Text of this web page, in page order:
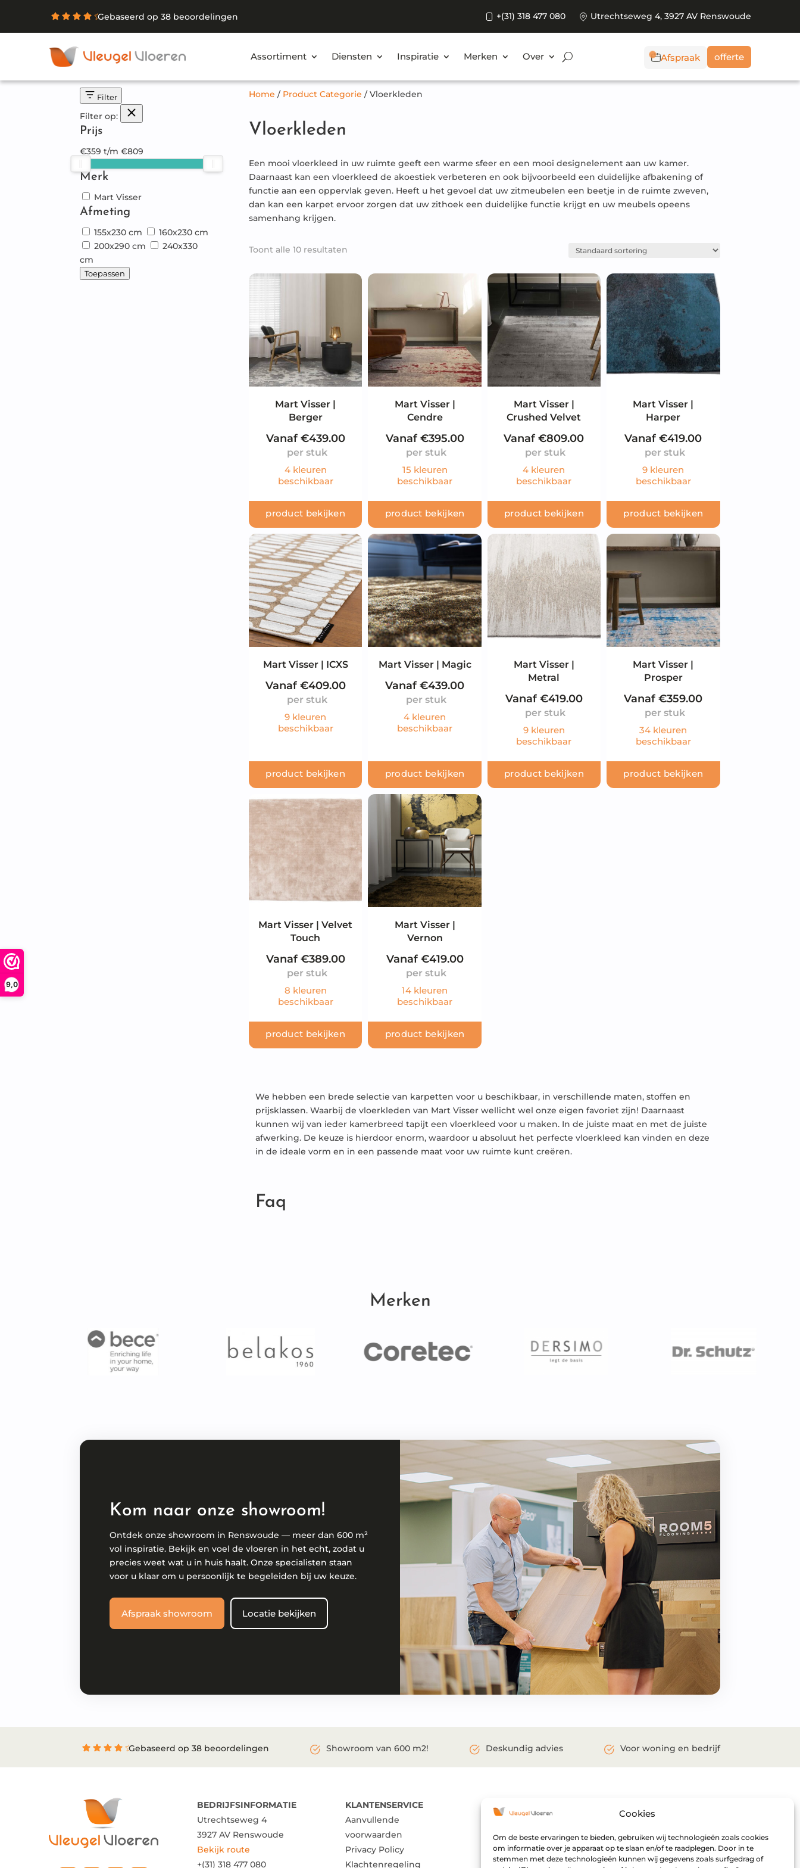
9,0
Cookies
Om de beste ervaringen te bieden, gebruiken wij technologieën zoals cookies
om informatie over je apparaat op te slaan en/of te raadplegen. Door in te
stemmen met deze technologieën kunnen wij gegevens zoals surfgedrag of
Gebaseerd op 38 beoordelingen +(31) 318 477 080 Utrechtseweg 4, 3927 AV Renswoude
Assortiment Diensten Inspiratie Merken Over Afspraak offerte
Filter
Filter op:
Prijs
€359 t/m €809
Merk
Mart Visser
Afmeting
155x230 cm
160x230 cm
200x290 cm
240x330
cm
Toepassen
Home / Product Categorie /Vloerkleden
Vloerkleden
Een mooi vloerkleed in uw ruimte geeft een warme sfeer en een mooi designelement aan uw kamer.
Daarnaast kan een vloerkleed de akoestiek verbeteren en ook bijvoorbeeld een duidelijke afbakening of
functie aan een oppervlak geven. Heeft u het gevoel dat uw zitmeubelen een beetje in de ruimte zweven,
dan kan een karpet ervoor zorgen dat uw zithoek een duidelijke functie krijgt en uw meubels opeens
samenhang krijgen.
Toont alle 10 resultaten
Mart Visser |
Berger
Vanaf €439.00
4 kleuren
beschikbaar
product bekijken
Mart Visser |
Cendre
Vanaf €395.00
15 kleuren
beschikbaar
product bekijken
Mart Visser |
Crushed Velvet
Vanaf €809.00
4 kleuren
beschikbaar
product bekijken
Mart Visser |
Harper
Vanaf €419.00
9 kleuren
beschikbaar
product bekijken
Mart Visser | ICXS
Vanaf €409.00
9 kleuren
beschikbaar
product bekijken
Mart Visser | Magic
Vanaf €439.00
4 kleuren
beschikbaar
product bekijken
Mart Visser |
Metral
Vanaf €419.00
9 kleuren
beschikbaar
product bekijken
Mart Visser |
Prosper
Vanaf €359.00
34 kleuren
beschikbaar
product bekijken
Mart Visser | Velvet
Touch
Vanaf €389.00
8 kleuren
beschikbaar
product bekijken
Mart Visser |
Vernon
Vanaf €419.00
14 kleuren
beschikbaar
product bekijken
We hebben een brede selectie van karpetten voor u beschikbaar, in verschillende maten, stoffen en
prijsklassen. Waarbij de vloerkleden van Mart Visser wellicht wel onze eigen favoriet zijn! Daarnaast
kunnen wij van ieder kamerbreed tapijt een vloerkleed voor u maken. In de juiste maat en met de juiste
afwerking. De keuze is hierdoor enorm, waardoor u absoluut het perfecte vloerkleed kan vinden en deze
in de ideale vorm en in een passende maat voor uw ruimte kunt creëren.
Faq
Merken
Kom naar onze showroom!
Ontdek onze showroom in Renswoude — meer dan 600 m²
vol inspiratie. Bekijk en voel de vloeren in het echt, zodat u
precies weet wat u in huis haalt. Onze specialisten staan
voor u klaar om u persoonlijk te begeleiden bij uw keuze.
Afspraak showroom Locatie bekijken
Gebaseerd op 38 beoordelingen Showroom van 600 m2! Deskundig advies Voor woning en bedrijf
BEDRIJFSINFORMATIE
Utrechtseweg 4
3927 AV Renswoude
Bekijk route
+(31) 318 477 080
KLANTENSERVICE
Aanvullende
voorwaarden
Privacy Policy
Klachtenregeling
Assortiment
Inspiratie
Over ons
Merken
Dinsdag:
Woensdag: 09:00 – 17:00
Donderdag:09:00 – 17:00
Vrijdag:
09:00 – 17:00